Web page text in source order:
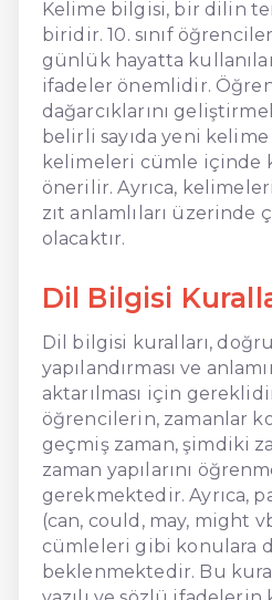
Kelime bilgisi, bir dilin
biridir. 10. sınıf
günlük hayatta
ifadeler önemlidir.
dağarcıklarını
belirli sayıda yeni
kelimeleri cümle içinde
önerilir. Ayrıca,
zıt anlamlıları üzerinde
olacaktır.
Dil Bilgisi
Dil bilgisi kuralları,
yapılandırması ve
aktarılması için
öğrencilerin, zamanlar
geçmiş zaman, şimdiki
zaman yapılarını
gerekmektedir. Ayrıca,
(can, could, may, might
cümleleri gibi konulara
beklenmektedir. Bu